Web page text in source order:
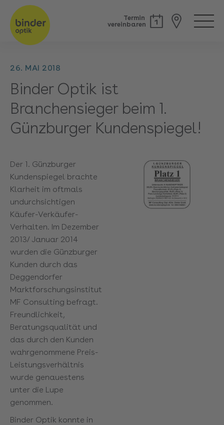
Termin
vereinbaren
26. MAI 2018
Binder Optik ist
Branchensieger beim 1.
Günzburger Kundenspiegel!
Der 1. Günzburger
Kundenspiegel brachte
Klarheit im oftmals
undurchsichtigen
Käufer-Verkäufer-
Verhalten. Im Dezember
2013/ Januar 2014
wurden die Günzburger
Kunden durch das
Deggendorfer
Marktforschungsinstitut
MF Consulting befragt.
Freundlichkeit,
Beratungsqualität und
das durch den Kunden
wahrgenommene Preis-
Leistungsverhältnis
wurde genauestens
unter die Lupe
genommen.
Binder Optik konnte in